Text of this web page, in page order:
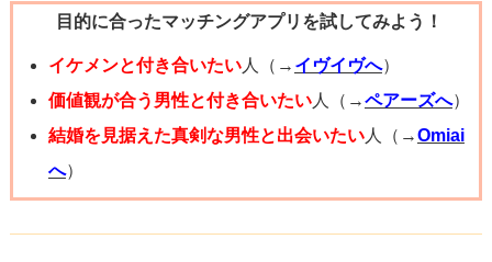
りしない時期があったように、相手もまた、時間をかけて
自分の気持ちを整理する必要があるかもしれません。
最終的には、お互いが納得いく形で関係を前に進めること
が大切です。本心からのコミュニケーションを通じて、互
目的に合ったマッチングアプリを試してみよう！
イケメンと付き合いたい人（→ イヴイヴへ）
価値観が合う男性と付き合いたい人（→ペアーズへ）
結婚を見据えた真剣な男性と出会いたい人（→Omiai
へ）